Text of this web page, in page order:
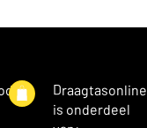
Draagtasonline
is onderdeel